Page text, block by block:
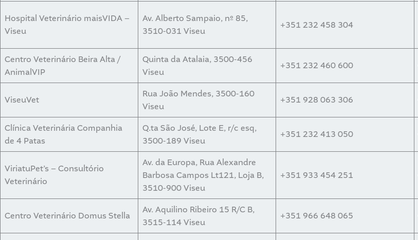
Hospital Veterinário maisVIDA –
Viseu
Av. Alberto Sampaio, nº 85,
3510-031 Viseu
+351 232 458 304
Centro Veterinário Beira Alta /
AnimalVIP
Quinta da Atalaia, 3500-456
Viseu
+351 232 460 600
ViseuVet
Rua João Mendes, 3500-160
Viseu
+351 928 063 306
Clínica Veterinária Companhia
de 4 Patas
Q.ta São José, Lote E, r/c esq,
3500-189 Viseu
+351 232 413 050
ViriatuPet’s – Consultório
Veterinário
Av. da Europa, Rua Alexandre
Barbosa Campos Lt121, Loja B,
3510-900 Viseu
+351 933 454 251
Centro Veterinário Domus Stella
Av. Aquilino Ribeiro 15 R/C B,
3515-114 Viseu
+351 966 648 065